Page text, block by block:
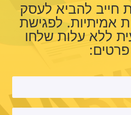
חייב להביא לעסק
אמיתיות. לפגישת
ללא עלות שלחו
פרטים: